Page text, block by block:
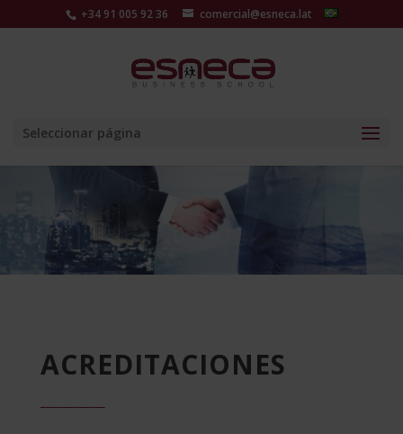
+34 91 005 92 36 comercial@esneca.lat
Seleccionar página
ACREDITACIONES